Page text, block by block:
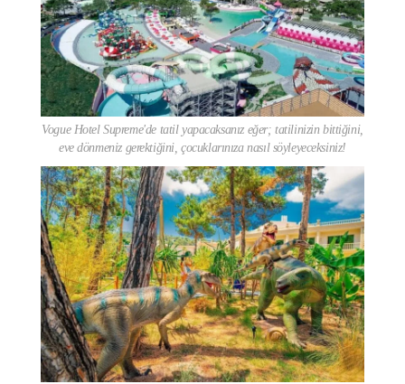
Vogue Hotel Supreme'de tatil yapacaksanız eğer; tatilinizin bittiğini,
eve dönmeniz gerektiğini, çocuklarınıza nasıl söyleyeceksiniz!